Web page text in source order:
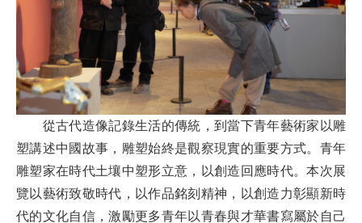
從古代造像記錄生活的傳統，到當下青年藝術家以雕
塑講述中國故事，雕塑始終是觀察現實的重要方式。青年
雕塑家在時代土壤中塑形立意，以創造回應時代。本次展
覽以藝術致敬時代，以作品銘刻精神，以創造力彰顯新時
代的文化自信，激勵更多青年以青春與才華書寫屬於自己